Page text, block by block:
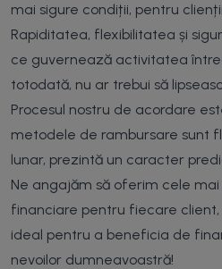
mai sigure condiții, pentru
Rapiditatea, flexibilitatea și
ce guvernează activitatea
totodată, nu ar trebui să
Procesul nostru de acordare
metodele de rambursare sunt
lunar, prezintă un caracter
Ne angajăm să oferim cele
financiare pentru fiecare
ideal pentru a beneficia de
nevoilor dumneavoastră!